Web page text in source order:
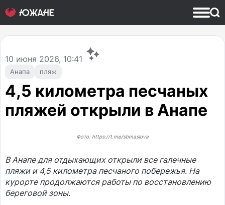
Анапа пляж
10 июня 2026, 10:41
4,5 километра песчаных
пляжей открыли в Анапе
Фото: https://t.me/sbmaslova
В Анапе для отдыхающих открыли все галечные
пляжи и 4,5 километра песчаного побережья. На
курорте продолжаются работы по восстановлению
береговой зоны.